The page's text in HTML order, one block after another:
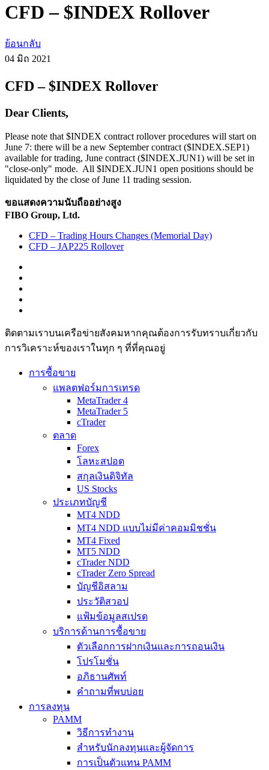
CFD – $INDEX Rollover
ย้อนกลับ
04 มิถ 2021
CFD – $INDEX Rollover
Dear Clients,
Please note that $INDEX contract rollover procedures will start on
June 7: there will be a new September contract ($INDEX.SEP1)
available for trading, June contract ($INDEX.JUN1) will be set in
"close-only" mode. All $INDEX.JUN1 open positions should be
liquidated by the close of June 11 trading session.
ขอแสดงความนับถืออย่างสูง
FIBO Group, Ltd.
CFD – Trading Hours Changes (Memorial Day)
CFD – JAP225 Rollover
ติดตามเราบนเครือข่ายสังคมหากคุณต้องการรับทราบเกี่ยวกับ
การวิเ­คราะห์ของเราในทุก ๆ ที่ที่คุณอยู่
การซื้อขาย
แพลตฟอร์มการเทรด
MetaTrader 4
MetaTrader 5
cTrader
ตลาด
Forex
โลหะสปอต
สกุลเงินดิจิทัล
US Stocks
ประเภทบัญชี
MT4 NDD
MT4 NDD แบบไม่มีค่าคอมมิชชั่น
MT4 Fixed
MT5 NDD
cTrader NDD
cTrader Zero Spread
บัญชีอิสลาม
ประวัติสวอป
แฟ้มข้อมูลสเปรด
บริการด้านการซื้อขาย
ตัวเลือกการฝากเงินและการถอนเงิน
โปรโมชั่น
อภิธานศัพท์
คำถามที่พบบ่อย
การลงทุน
PAMM
วิธีการทำงาน
สำหรับนักลงทุนและผู้จัดการ
การเป็นตัวแทน PAMM